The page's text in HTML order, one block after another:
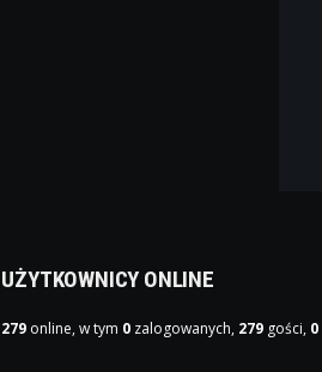
UŻYTKOWNICY ONLINE
279 online, w tym 0 zalogowanych, 279 gości, 0